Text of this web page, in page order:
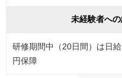
未経験者へ
研修期間中（20日間）は日
円保障